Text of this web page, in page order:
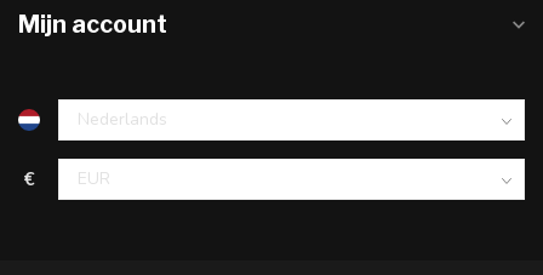
Mijn account
€